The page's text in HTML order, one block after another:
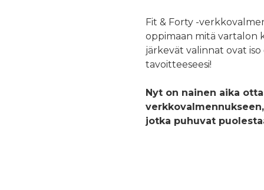
Fit & Forty -
oppimaan mitä vartalon
järkevät valinnat ovat
tavoitteeseesi!
Nyt on nainen aika
jotka puhuvat